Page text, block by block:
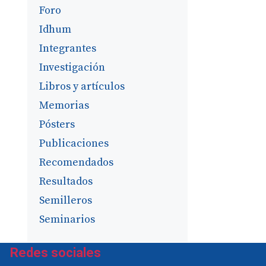
Foro
Idhum
Integrantes
Investigación
Libros y artículos
Memorias
Pósters
Publicaciones
Recomendados
Resultados
Semilleros
Seminarios
Redes sociales